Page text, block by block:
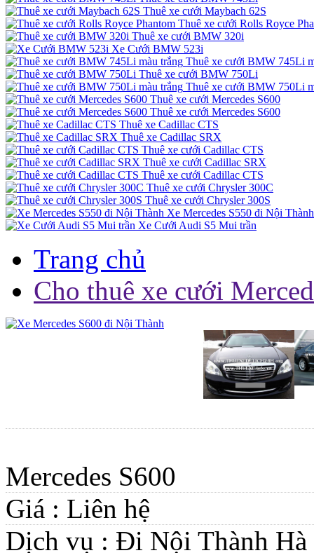
Thuê xe cưới Maybach 62S
Thuê xe cưới Rolls Royce
Thuê xe cưới BMW 320i
Xe Cưới BMW 523i
Thuê xe cưới BMW 745Li
Thuê xe cưới BMW 750Li
Thuê xe cưới BMW 750Li
Thuê xe cưới Mercedes S600
Thuê xe cưới Mercedes S600
Thuê xe Cadillac CTS
Thuê xe Cadillac SRX
Thuê xe cưới Cadillac CTS
Thuê xe cưới Cadillac SRX
Thuê xe cưới Cadillac CTS
Thuê xe cưới Chrysler 300C
Thuê xe cưới Chrysler 300S
Xe Mercedes S550 đi Nội Thành
Xe Cưới Audi S5 Mui trần
Trang chủ
Cho thuê xe cưới
Mercedes S600
Giá : Liên hệ
Dịch vụ : Đi Nội Thành